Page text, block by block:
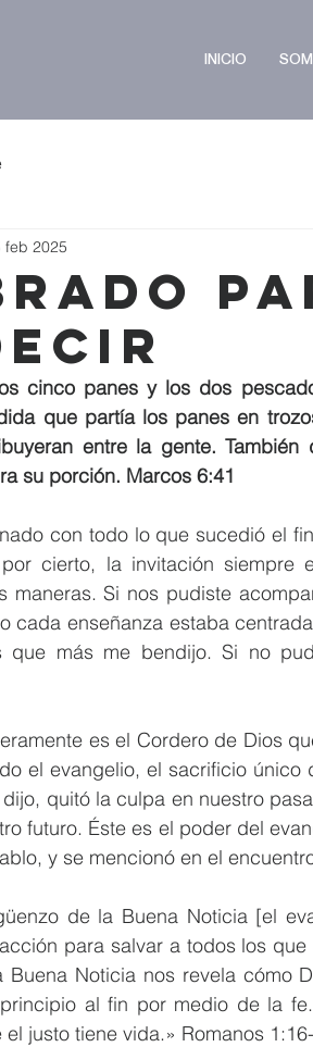
INICIO
feb 2025
cinco panes y los dos
que partía los panes en
entre la gente.
su porción. Marcos 6:41
con todo lo que sucedió el
por cierto, la invitación
maneras. Si nos pudiste
cada enseñanza estaba
que más me bendijo. Si no
es el Cordero de Dios
el evangelio, el sacrificio
quitó la culpa en nuestro
futuro. Éste es el poder del
y se mencionó en el
de la Buena Noticia [el
para salvar a todos los
Buena Noticia nos revela cómo
al fin por medio de la
justo tiene vida.» Romanos